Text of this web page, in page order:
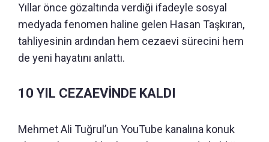
Yıllar önce gözaltında verdiği ifadeyle sosyal
medyada fenomen haline gelen Hasan Taşkıran,
tahliyesinin ardından hem cezaevi sürecini hem
de yeni hayatını anlattı.
10 YIL CEZAEVİNDE KALDI
Mehmet Ali Tuğrul’un YouTube kanalına konuk